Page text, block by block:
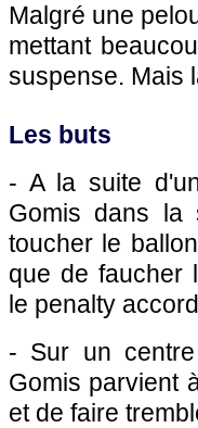
Malgré une
mettant
suspense. Mais
Les buts
- A la suite
Gomis dans la
toucher le
que de faucher
le penalty
- Sur un
Gomis parvient
et de faire